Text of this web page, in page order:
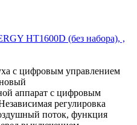
HT1600D (без набора), ,
с цифровым управлением
аппарат с цифровым
регулировка
поток, функция